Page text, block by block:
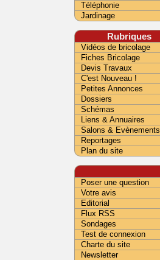
Téléphonie
Jardinage
Rubriques
Vidéos de bricolage
Fiches Bricolage
Devis Travaux
C'est Nouveau !
Petites Annonces
Dossiers
Schémas
Liens & Annuaires
Salons & Evènements
Reportages
Plan du site
Poser une question
Votre avis
Editorial
Flux RSS
Sondages
Test de connexion
Charte du site
Newsletter